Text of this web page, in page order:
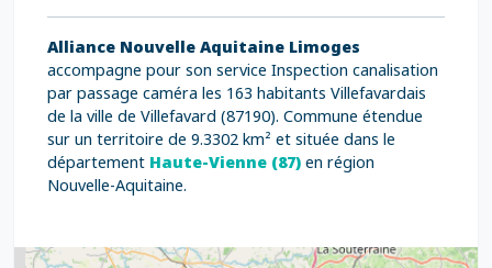
Alliance Nouvelle Aquitaine Limoges
accompagne pour son service Inspection canalisation
par passage caméra les 163 habitants Villefavardais
de la ville de Villefavard (87190). Commune étendue
sur un territoire de 9.3302 km² et située dans le
département Haute-Vienne (87) en région
Nouvelle-Aquitaine.